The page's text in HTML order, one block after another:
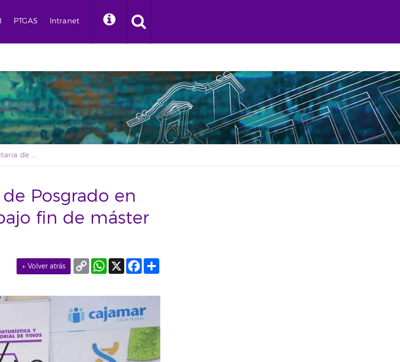
PTGAS Intranet
La Red Interuniversitaria de Posgrado en Turismo distingue el trabajo fin de máster de un alumno de la ULL
Posgrado en
fin de máster
← Volver atrás Facebook
X
WhatsApp
Copy
Link